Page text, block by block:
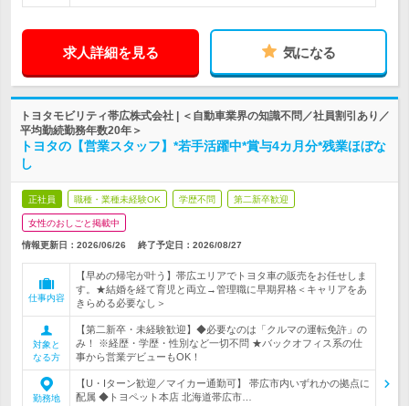
求人詳細を見る 気になる
トヨタモビリティ帯広株式会社 | ＜自動車業界の知識不問／社員割引あり／
平均勤続勤務年数20年＞
トヨタの【営業スタッフ】*若手活躍中*賞与4カ月分*残業ほぼな
し
正社員 職種・業種未経験OK 学歴不問 第二新卒歓迎
女性のおしごと掲載中
情報更新日：2026/06/26 終了予定日： 2026/08/27
仕事内容
【早めの帰宅が叶う】帯広エリアでトヨタ車の販売をお任せしま
す。★結婚を経て育児と両立→管理職に早期昇格＜キャリアをあ
きらめる必要なし＞
対象と
なる方
【第二新卒・未経験歓迎】◆必要なのは「クルマの運転免許」の
み！ ※経歴・学歴・性別など一切不問 ★バックオフィス系の仕
事から営業デビューもOK！
勤務地
【U・Iターン歓迎／マイカー通勤可】 帯広市内いずれかの拠点に
配属 ◆トヨペット本店 北海道帯広市…